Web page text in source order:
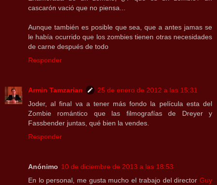
cascarón vació que no piensa...
Aunque también es posible que sea, que a antes jamas se
le había ocurrido que los zombies tienen otras necesidades
de carne después de todo
Responder
Armin Tamzarian
25 de enero de 2012 a las 15:31
Joder, al final va a tener más fondo la película esta del
Zombie romántico que las filmografías de Dreyer y
Fassbender juntas, qué bien la vendes.
Responder
Anónimo 10 de diciembre de 2013 a las 18:53
En lo personal, me gusta mucho el trabajo del director Guy